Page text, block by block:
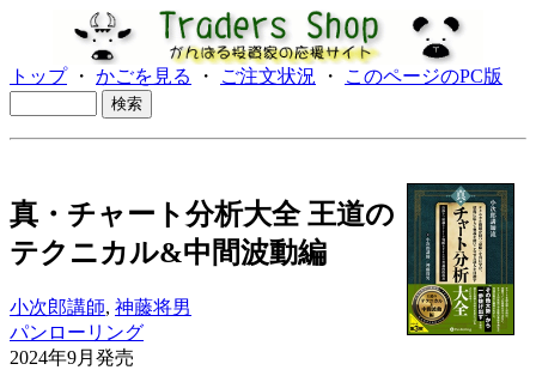
トップ・ かごを見る ・ ご注文状況 ・ このページのPC版
真・チャート分析大全 王道の
テクニカル&中間波動編
小次郎講師, 神藤将男
パンローリング
2024年9月発売